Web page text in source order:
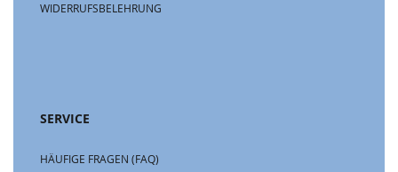
WIDERRUFSBELEHRUNG
SERVICE
HÄUFIGE FRAGEN (FAQ)